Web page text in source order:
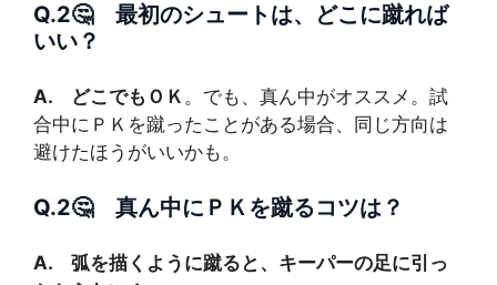
Q.2🤔 最初のシュートは、どこに蹴れば
いい？
A. どこでもＯＫ 。でも、真ん中がオススメ。試
合中にＰＫを蹴ったことがある場合、同じ方向は
避けたほうがいいかも。
Q.2🤔 真ん中にＰＫを蹴るコツは？
A. 弧を描くように蹴ると、キーパーの足に引っ